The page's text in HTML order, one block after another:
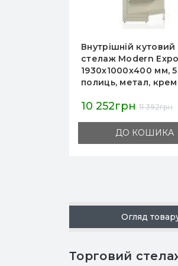
Внутрішній кутовий
стелаж Modern Expo
1930х1000х400 мм, 5
полиць, метал, кремовий,
10 252грн 11 392грн
ДО КОШИКА
Огляд
Торговий